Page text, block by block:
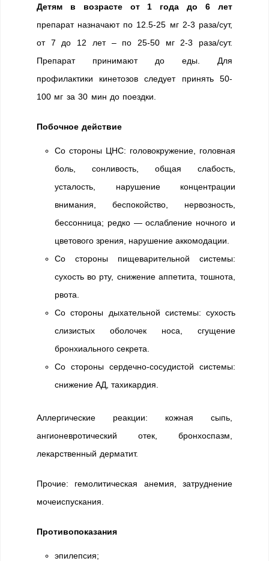
Детям в возрасте от 1 года до 6 лет
препарат назначают по 12.5-25 мг 2-3 раза/сут,
от 7 до 12 лет – по 25-50 мг 2-3 раза/сут.
Препарат принимают до еды. Для
профилактики кинетозов следует принять 50-
100 мг за 30 мин до поездки.
Побочное действие
Со стороны ЦНС: головокружение, головная
боль, сонливость, общая слабость,
усталость, нарушение концентрации
внимания, беспокойство, нервозность,
бессонница; редко — ослабление ночного и
цветового зрения, нарушение аккомодации.
Со стороны пищеварительной системы:
сухость во рту, снижение аппетита, тошнота,
рвота.
Со стороны дыхательной системы: сухость
слизистых оболочек носа, сгущение
бронхиального секрета.
Со стороны сердечно-сосудистой системы:
снижение АД, тахикардия.
Аллергические реакции: кожная сыпь,
ангионевротический отек, бронхоспазм,
лекарственный дерматит.
Прочие: гемолитическая анемия, затруднение
мочеиспускания.
Противопоказания
эпилепсия;